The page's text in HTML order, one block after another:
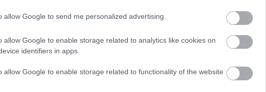
allow Google to send me personalized advertising.
allow Google to enable storage related to analytics like cookies on
identifiers in apps.
allow Google to enable storage related to functionality of the website
vegyes fogadtatásra lelt: érdekes lesz majd
milyen volt részt venni az
már az. A jövőt meg még úgy takarja a homály,
bárját a cigifüst.